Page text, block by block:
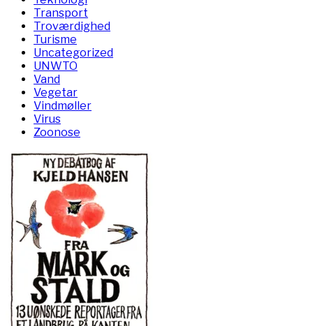
Transport
Troværdighed
Turisme
Uncategorized
UNWTO
Vand
Vegetar
Vindmøller
Virus
Zoonose